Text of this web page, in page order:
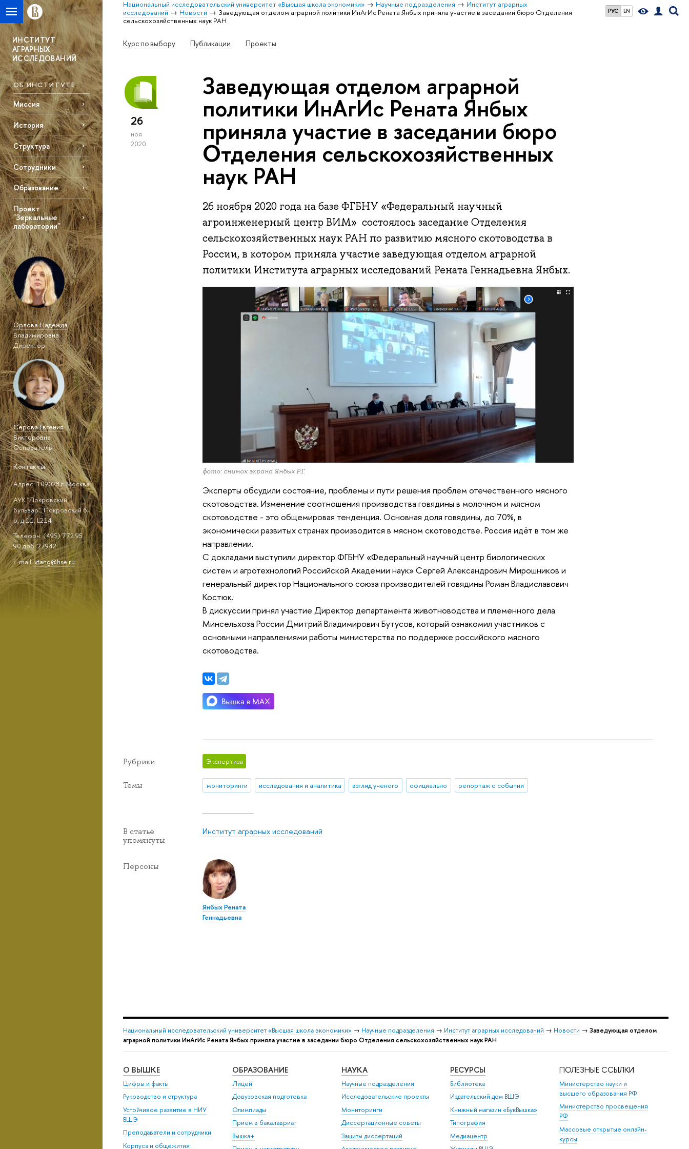
РУС EN
Национальный исследовательский университет «Высшая школа экономики» Научные подразделения
Институт аграрных
исследований
Новости
Заведующая отделом аграрной политики ИнАгИс Рената Янбых приняла участие в заседании бюро Отделения
сельскохозяйственных наук РАН
ИНСТИТУТ
АГРАРНЫХ
ИССЛЕДОВАНИЙ
ОБ ИНСТИТУТЕ
Миссия
История
Структура
Сотрудники
Образование
Проект
"Зеркальные
лаборатории"
Орлова Надежда
Владимировна
Директор
Серова Евгения
Викторовна
Основатель
Контакты
Адрес: 109028 г. Москва
АУК "Покровский
бульвар", Покровский б-
р, д.11, L214
Телефон: (495) 772 95
90 доб. 27942
E-mail:vtang@hse.ru
Курс по выбору Публикации Проекты
26
ноя
2020
Заведующая отделом аграрной
политики ИнАгИс Рената Янбых
приняла участие в заседании бюро
Отделения сельскохозяйственных
наук РАН
26 ноября 2020 года на базе ФГБНУ «Федеральный научный
агроинженерный центр ВИМ» состоялось заседание Отделения
сельскохозяйственных наук РАН по развитию мясного скотоводства в
России, в котором приняла участие заведующая отделом аграрной
политики Института аграрных исследований Рената Геннадьевна Янбых.
фото: снимок экрана Янбых Р.Г.
Эксперты обсудили состояние, проблемы и пути решения проблем отечественного мясного
скотоводства. Изменение соотношения производства говядины в молочном и мясном
скотоводстве - это общемировая тенденция. Основная доля говядины, до 70%, в
экономически развитых странах производится в мясном скотоводстве. Россия идёт в том же
направлении.
С докладами выступили директор ФГБНУ «Федеральный научный центр биологических
систем и агротехнологий Российской Академии наук» Сергей Александрович Мирошников и
генеральный директор Национального союза производителей говядины Роман Владиславович
Костюк.
В дискуссии принял участие Директор департамента животноводства и племенного дела
Минсельхоза России Дмитрий Владимирович Бутусов, который ознакомил участников с
основными направлениями работы министерства по поддержке российского мясного
скотоводства.
Рубрики Экспертиза
Темы мониторинги исследования и аналитика взгляд ученого официально репортаж о событии
В статье
упомянуты
Институт аграрных исследований
Персоны
Янбых Рената
Геннадьевна
Национальный исследовательский университет «Высшая школа экономики» → Научные подразделения → Институт аграрных исследований → Новости → Заведующая отделом
аграрной политики ИнАгИс Рената Янбых приняла участие в заседании бюро Отделения сельскохозяйственных наук РАН
О ВЫШКЕ
Цифры и факты
Руководство и структура
Устойчивое развитие в НИУ
ВШЭ
Преподаватели и сотрудники
Корпуса и общежития
ОБРАЗОВАНИЕ
Лицей
Довузовская подготовка
Олимпиады
Прием в бакалавриат
Вышка+
НАУКА
Научные подразделения
Исследовательские проекты
Мониторинги
Диссертационные советы
Защиты диссертаций
РЕСУРСЫ
Библиотека
Издательский дом ВШЭ
Книжный магазин «БукВышка»
Типография
Медиацентр
ПОЛЕЗНЫЕ ССЫЛКИ
Министерство науки и
высшего образования РФ
Министерство просвещения
РФ
Массовые открытые онлайн-
курсы